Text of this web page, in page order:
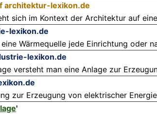
architektur-lexikon.de
sich im Kontext der Architektur auf
lexikon.de
Wärmequelle jede Einrichtung oder
lexikon.de
versteht man eine Anlage zur
zur Erzeugung von elektrischer
'